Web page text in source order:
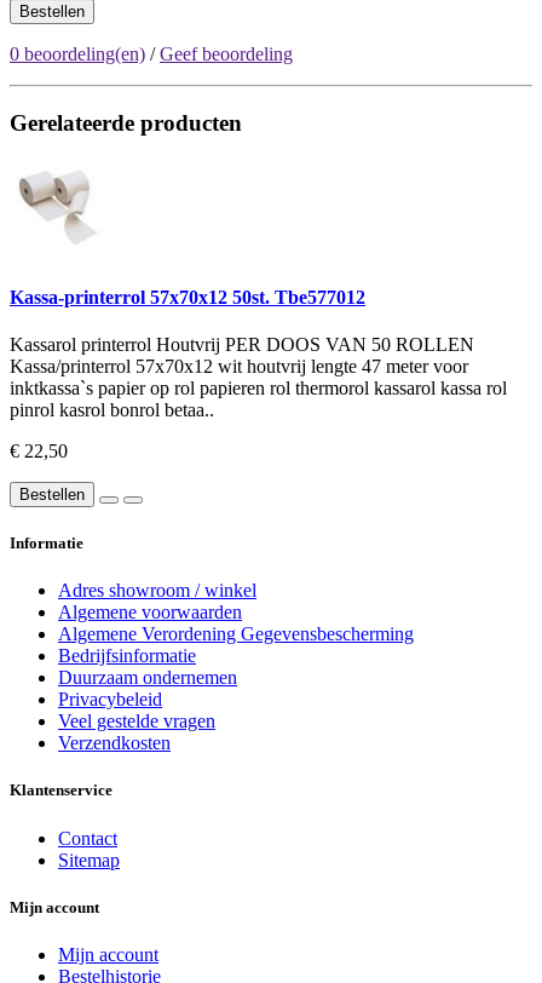
Bestellen
0 beoordeling(en) /Geef beoordeling
Gerelateerde producten
Kassa-printerrol 57x70x12 50st. Tbe577012
Kassarol printerrol Houtvrij PER DOOS VAN 50 ROLLEN
Kassa/printerrol 57x70x12 wit houtvrij lengte 47 meter voor
inktkassa`s papier op rol papieren rol thermorol kassarol kassa rol
pinrol kasrol bonrol betaa..
€ 22,50
Bestellen
Informatie
Adres showroom / winkel
Algemene voorwaarden
Algemene Verordening Gegevensbescherming
Bedrijfsinformatie
Duurzaam ondernemen
Privacybeleid
Veel gestelde vragen
Verzendkosten
Klantenservice
Contact
Sitemap
Mijn account
Mijn account
Bestelhistorie